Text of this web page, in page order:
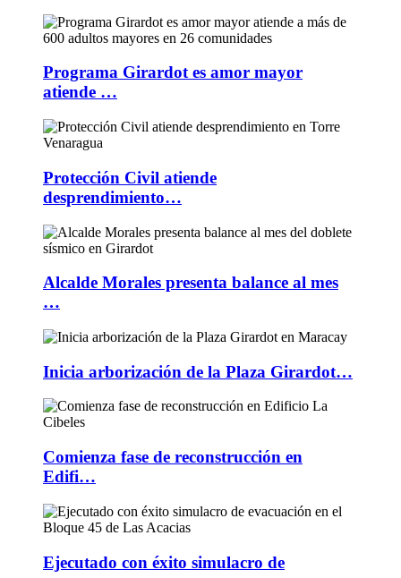
Programa Girardot es amor mayor
atiende …
Protección Civil atiende
desprendimiento…
Alcalde Morales presenta balance al mes
…
Inicia arborización de la Plaza Girardot…
Comienza fase de reconstrucción en
Edifi…
Ejecutado con éxito simulacro de